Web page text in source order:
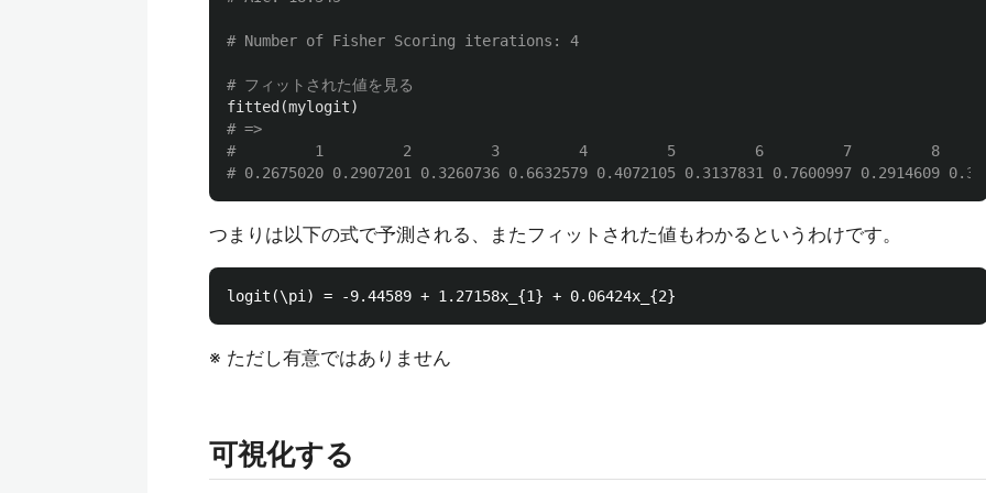
# Number of Fisher Scoring iterations: 4
# フィットされた値を見る
fitted (mylogit)
# =>
#         1         2         3         4         5         6         7         8
# 0.2675020 0.2907201 0.3260736 0.6632579 0.4072105 0.3137831 0.7600997 0.2914609
つまりは以下の式で予測される、またフィットされた値もわかるというわけです。
※ ただし有意ではありません
可視化する